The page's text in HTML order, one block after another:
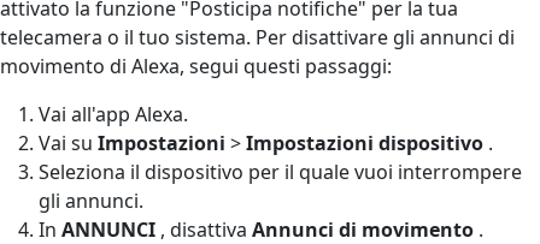
attivato la funzione "Posticipa notifiche" per la tua
telecamera o il tuo sistema. Per disattivare gli annunci di
movimento di Alexa, segui questi passaggi:
Vai all'app Alexa.
Vai su Impostazioni >Impostazioni dispositivo .
Seleziona il dispositivo per il quale vuoi interrompere
gli annunci.
In ANNUNCI , disattiva Annunci di movimento .